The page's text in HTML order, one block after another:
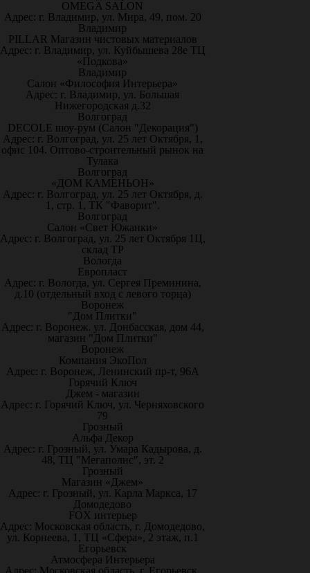
OMEGA SALON
Адрес: г. Владимир, ул. Мира, 49, пом. 20
Владимир
PILLAR Магазин чистовых материалов
Адрес: г. Владимир, ул. Куйбышева 28е ТЦ
«Подкова»
Владимир
Салон «Философия Интерьера»
Адрес: г. Владимир, ул. Большая
Нижегородская д.32
Волгоград
DECOLE шоу-рум (Салон "Декорация")
Адрес: г. Волгоград, ул. 25 лет Октября, 1,
офис 104. Оптово-строительный рынок на
Тулака
Волгоград
«ДОМ КАМЕНЬОН»
Адрес: г. Волгоград, ул. 25 лет Октября, д.
1, стр. 1, ТК "Фаворит".
Волгоград
Салон «Свет Южанки»
Адрес: г. Волгоград, ул. 25 лет Октября 1Ц,
склад ТР
Вологда
Европласт
Адрес: г. Вологда, ул. Сергея Преминина,
д.10 (отдельный вход с левого торца)
Воронеж
"Дом Плитки"
Адрес: г. Воронеж. ул. Донбасская, дом 44,
магазин "Дом Плитки"
Воронеж
Компания ЭкоПол
Адрес: г. Воронеж, Ленинский пр-т, 96А
Горячий Ключ
Джем - магазин
Адрес: г. Горячий Ключ, ул. Черняховского
79
Грозный
Альфа Декор
Адрес: г. Грозный, ул. Умара Кадырова, д.
48, ТЦ "Мегаполис", эт. 2
Грозный
Магазин «Джем»
Адрес: г. Грозный, ул. Карла Маркса, 17
Домодедово
FOX интерьер
Адрес: Московская область, г. Домодедово,
ул. Корнеева, 1, ТЦ «Сфера», 2 этаж, п.1
Егорьевск
Атмосфера Интерьера
Адрес: Московская область, г. Егорьевск,